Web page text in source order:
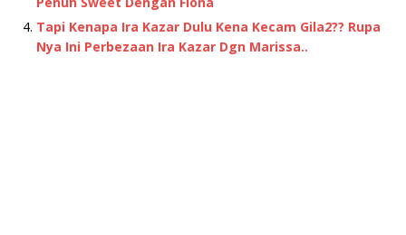
Tapi Kenapa Ira Kazar Dulu Kena Kecam Gila2?? Rupa
Nya Ini Perbezaan Ira Kazar Dgn Marissa..